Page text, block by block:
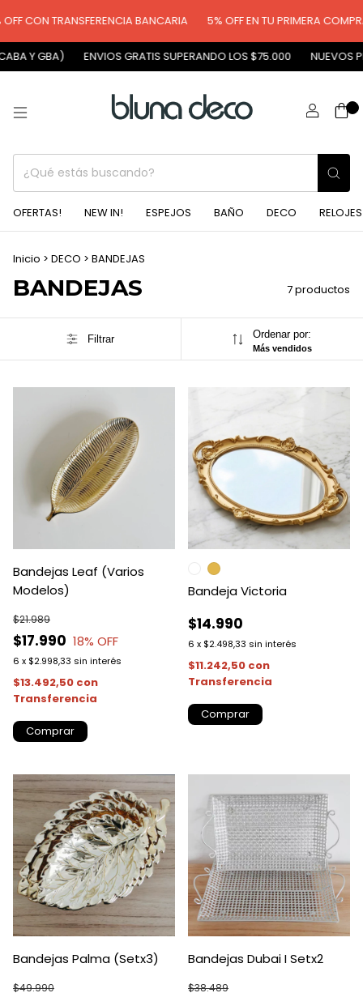
CON TRANSFERENCIA BANCARIA 5% OFF EN TU PRIMERA COMPRA
Y GBA) ENVIOS GRATIS SUPERANDO LOS $75.000 NUEVOS
OFERTAS! NEW IN! ESPEJOS BAÑO DECO RELOJES
Inicio > DECO > BANDEJAS
BANDEJAS 7 productos
Filtrar Ordenar por:
Más vendidos
Bandejas Leaf (Varios
Modelos)
$17.990
$21.989
18% OFF
6 x $2.998,33 sin interés
$13.492,50 con
Transferencia
Comprar
Bandeja Victoria
$14.990
6 x $2.498,33 sin interés
$11.242,50 con
Transferencia
Comprar
Bandejas Palma (Setx3)
$49.990
Bandejas Dubai I Setx2
$38.489